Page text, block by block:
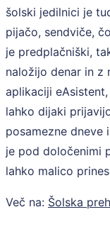
šolski jedilnici je
pijačo, sendviče,
je predplačniški,
naložijo denar in z
aplikaciji
lahko dijaki
posamezne dneve
je pod določenimi
lahko malico
Več na: Šolska